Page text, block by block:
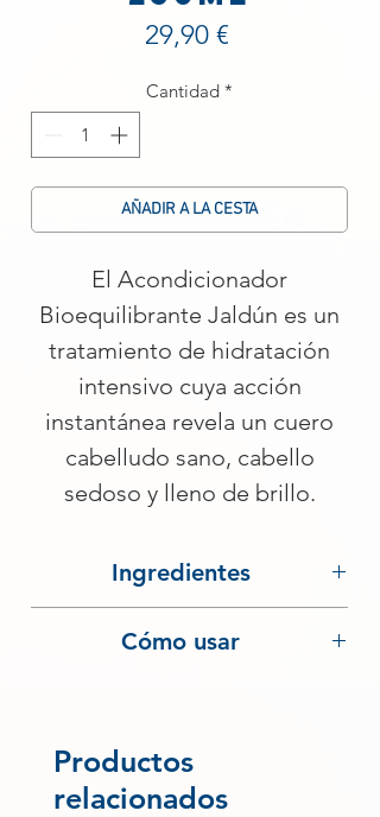
29,90 €Precio
Cantidad *
AÑADIR A LA CESTA
El Acondicionador
Bioequilibrante Jaldún es un
tratamiento de hidratación
intensivo cuya acción
instantánea revela un cuero
cabelludo sano, cabello
sedoso y lleno de brillo.
Ingredientes
Cómo usar
Productos
relacionados